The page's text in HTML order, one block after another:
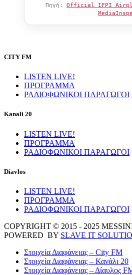
Πηγή: Official IFPI
CITY FM
LISTEN LIVE!
ΠΡΟΓΡΑΜΜΑ
ΡΑΔΙΟΦΩΝΙΚΟΙ ΠΑΡΑΓΩΓΟΙ
Kanali 20
LISTEN LIVE!
ΠΡΟΓΡΑΜΜΑ
ΡΑΔΙΟΦΩΝΙΚΟΙ ΠΑΡΑΓΩΓΟΙ
Diavlos
LISTEN LIVE!
ΠΡΟΓΡΑΜΜΑ
ΡΑΔΙΟΦΩΝΙΚΟΙ ΠΑΡΑΓΩΓΟΙ
COPYRIGHT © 2015 - 2025
POWERED BY SLAVE IT
Στοιχεία Διαφάνειας – City FM
Στοιχεία Διαφάνειας – Κανάλι 20
Στοιχεία Διαφάνειας – Δίαυλος